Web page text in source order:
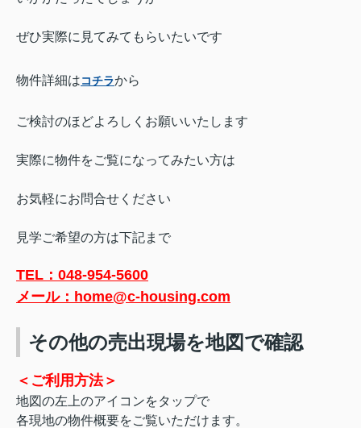
ぜひ実際に見てみてもらいたいです
物件詳細はコチラから
ご検討のほどよろしくお願いいたします
実際に物件をご覧になってみたい方は
お気軽にお問合せください
見学ご希望の方は下記まで
TEL：048-954-5600
メール：home@c-housing.com
その他の売出現場を地図で確認
＜ご利用方法＞
地図の左上のアイコンをタップで
各現地の物件概要をご覧いただけます。